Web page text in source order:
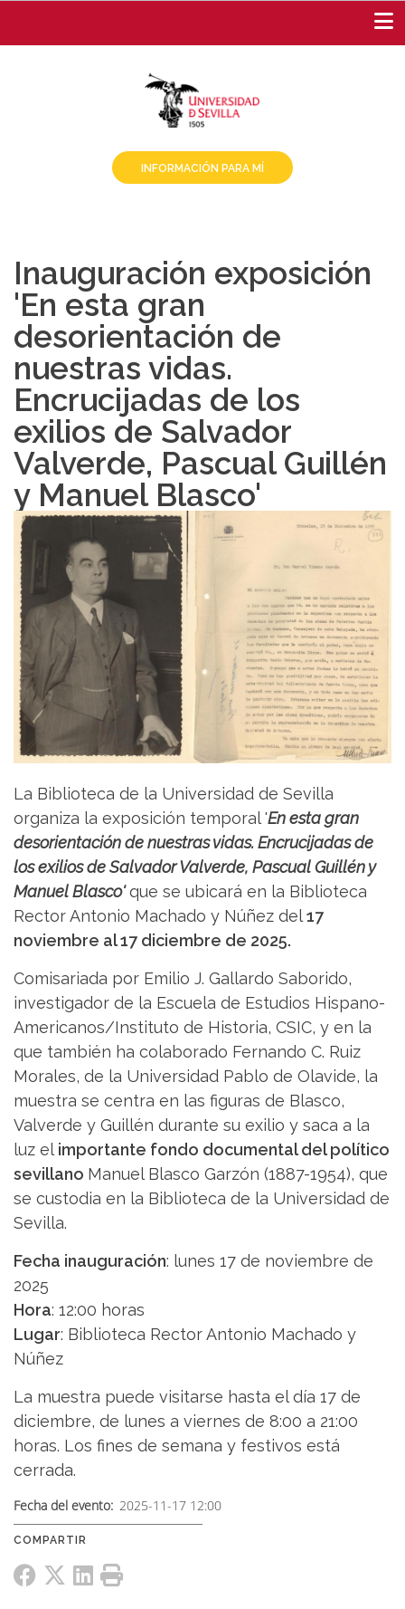
contenido
INFORMACIÓN PARA MÍ
Inauguración exposición
'En esta gran
desorientación de
nuestras vidas.
Encrucijadas de los
exilios de Salvador
Valverde, Pascual Guillén
y Manuel Blasco'
La Biblioteca de la Universidad de Sevilla
organiza la exposición temporal 'En esta gran
desorientación de nuestras vidas. Encrucijadas de
los exilios de Salvador Valverde, Pascual Guillén y
Manuel Blasco'que se ubicará en la Biblioteca
Rector Antonio Machado y Núñez del17
noviembre al 17 diciembre de 2025.
Comisariada por Emilio J. Gallardo Saborido,
investigador de la Escuela de Estudios Hispano-
Americanos/Instituto de Historia, CSIC, y en la
que también ha colaborado Fernando C. Ruiz
Morales, de la Universidad Pablo de Olavide, la
muestra se centra en las figuras de Blasco,
Valverde y Guillén durante su exilio y saca a la
luz el importante fondo documental del político
sevillano Manuel Blasco Garzón (1887-1954), que
se custodia en la Biblioteca de la Universidad de
Sevilla.
Fecha inauguración: lunes 17 de noviembre de
2025
Hora: 12:00 horas
Lugar: Biblioteca Rector Antonio Machado y
Núñez
La muestra puede visitarse hasta el día 17 de
diciembre, de lunes a viernes de 8:00 a 21:00
horas. Los fines de semana y festivos está
cerrada.
Fecha del evento 2025-11-17 12:00